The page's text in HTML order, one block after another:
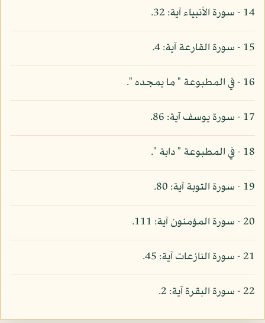
14 - سورة الأنبياء آية: 32.
15 - سورة القارعة آية: 4.
16 - في المطبوعة " ما يمجده ".
17 - سورة يوسف آية: 86.
18 - في المطبوعة " دابة ".
19 - سورة التوبة آية: 80.
20 - سورة المؤمنون آية: 111.
21 - سورة النازعات آية: 45.
22 - سورة البقرة آية: 2.